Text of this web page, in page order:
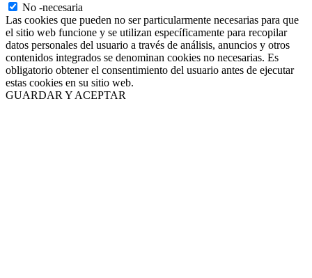
No -necesaria
Las cookies que pueden no ser particularmente necesarias para que
el sitio web funcione y se utilizan específicamente para recopilar
datos personales del usuario a través de análisis, anuncios y otros
contenidos integrados se denominan cookies no necesarias. Es
obligatorio obtener el consentimiento del usuario antes de ejecutar
estas cookies en su sitio web.
GUARDAR Y ACEPTAR